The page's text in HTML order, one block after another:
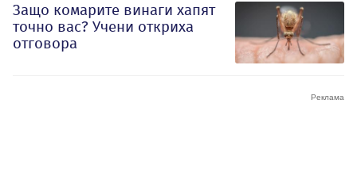
Защо комарите винаги хапят
точно вас? Учени откриха
отговора